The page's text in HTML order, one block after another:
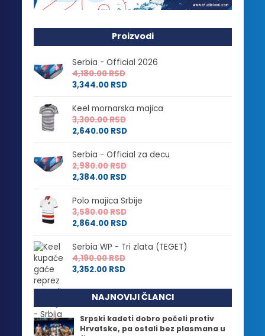
Proizvodi
Serbia - Official 2026
4,180.00RSD
3,344.00 RSD
Keel mornarska majica
3,300.00RSD
2,640.00 RSD
Serbia - Official za decu
2,980.00RSD
2,384.00 RSD
Polo majica Srbije
3,580.00RSD
2,864.00 RSD
Serbia WP - Tri zlata (TEGET)
4,190.00RSD
3,352.00 RSD
NAJNOVIJI ČLANCI
Srpski kadeti dobro počeli protiv
Hrvatske, pa ostali bez plasmana u